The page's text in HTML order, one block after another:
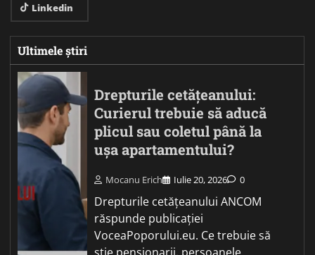
Linkedin
Ultimele știri
Drepturile cetățeanului:
Curierul trebuie să aducă
plicul sau coletul până la
ușa apartamentului?
Mocanu Erich Iulie 20, 2026 0
Drepturile cetățeanului ANCOM
răspunde publicației
VoceaPoporului.eu. Ce trebuie să